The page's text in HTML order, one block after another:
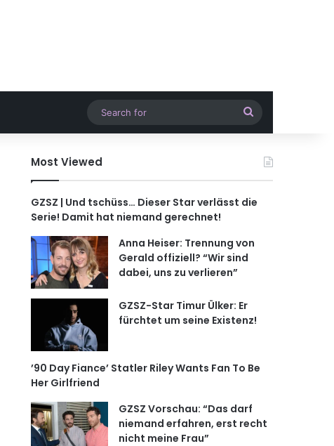
for
Most Viewed
GZSZ | Und tschüss… Dieser Star verlässt die
Serie! Damit hat niemand gerechnet!
Anna Heiser: Trennung von
Gerald offiziell? “Wir sind
dabei, uns zu verlieren”
GZSZ-Star Timur Ülker: Er
fürchtet um seine Existenz!
’90 Day Fiance’ Statler Riley Wants Fan To Be
Her Girlfriend
GZSZ Vorschau: “Das darf
niemand erfahren, erst recht
nicht meine Frau”